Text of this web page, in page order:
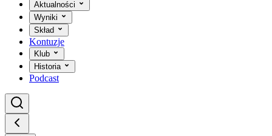
Aktualności
Wyniki
Skład
Kontuzje
Klub
Historia
Podcast